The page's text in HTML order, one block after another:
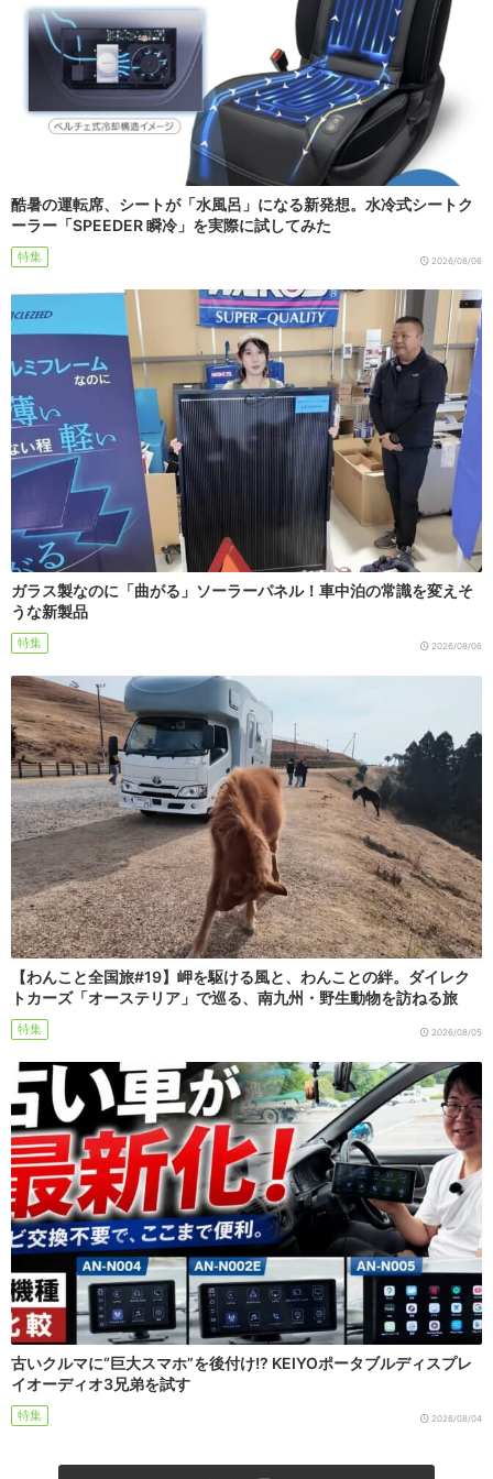
酷暑の運転席、シートが「水風呂」になる新発想。水冷式シートク
ーラー「SPEEDER 瞬冷」を実際に試してみた
特集 2026/08/06
ガラス製なのに「曲がる」ソーラーパネル！車中泊の常識を変えそ
うな新製品
特集 2026/08/06
【わんこと全国旅#19】岬を駆ける風と、わんことの絆。ダイレク
トカーズ「オーステリア」で巡る、南九州・野生動物を訪ねる旅
特集 2026/08/05
古いクルマに“巨大スマホ”を後付け!? KEIYOポータブルディスプレ
イオーディオ3兄弟を試す
特集 2026/08/04